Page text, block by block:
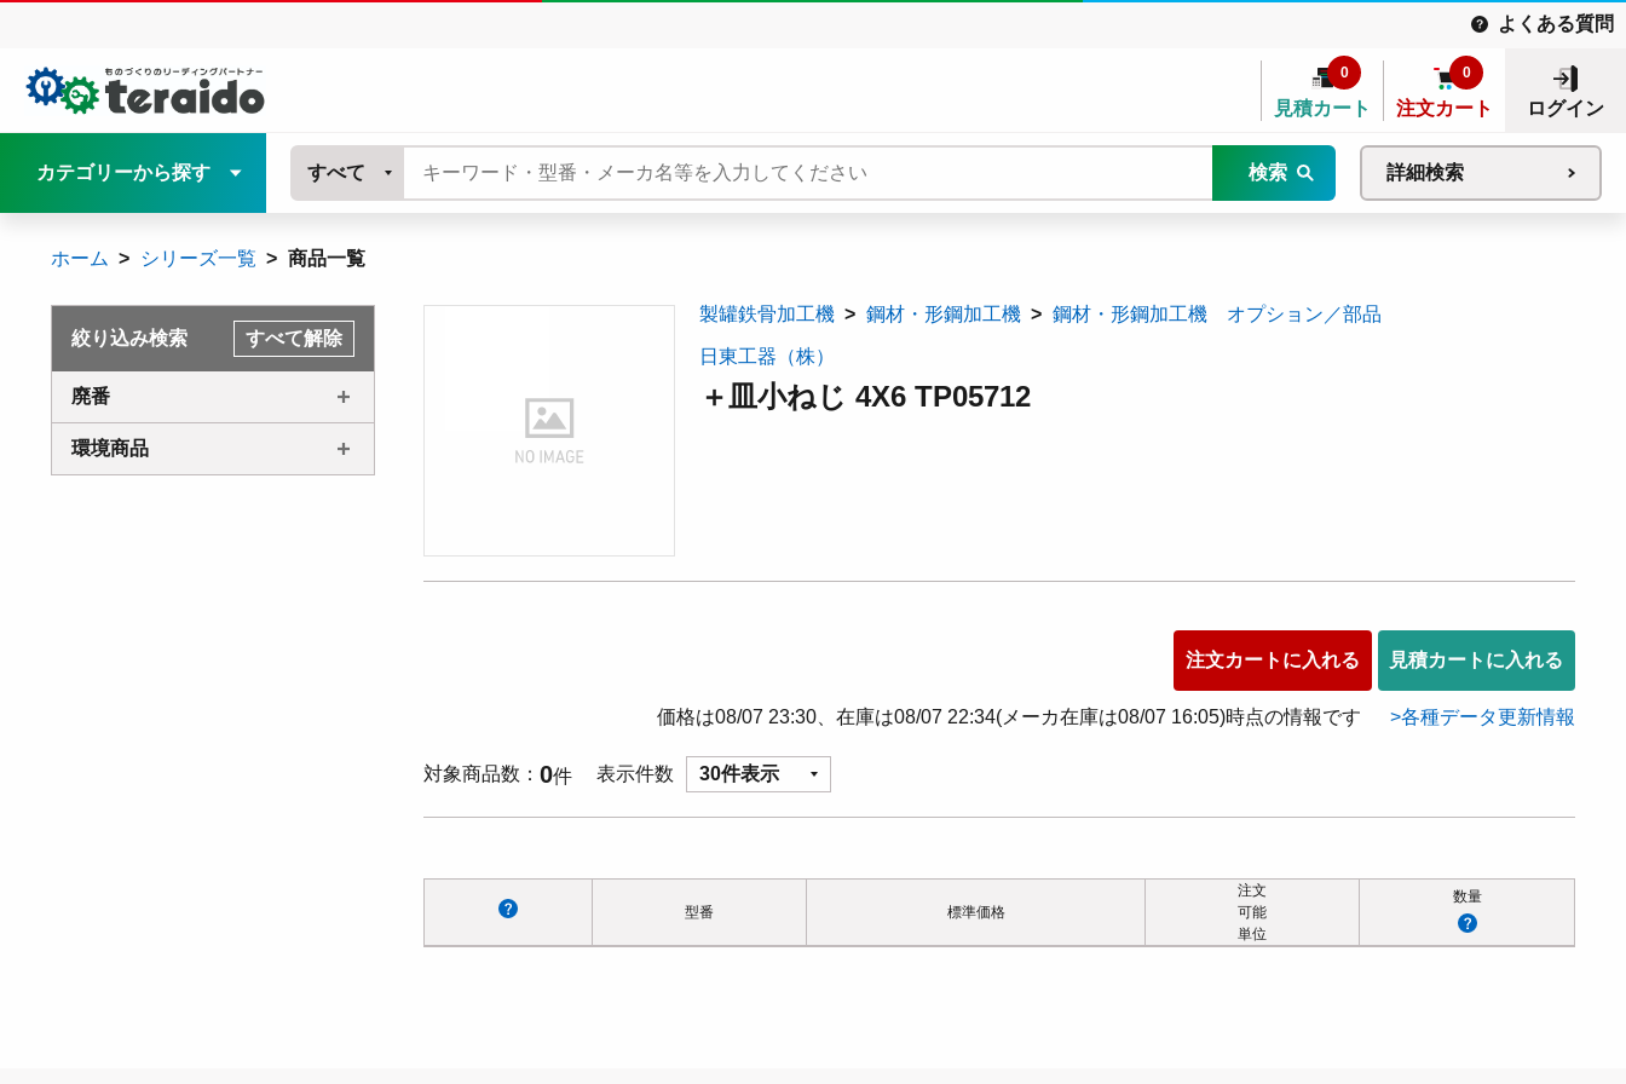
よくある質問
見積カート
0
注文カート
0
ログイン
カテゴリーから探す すべて 検索 詳細検索
ホーム シリーズ一覧 商品一覧
絞り込み検索 すべて解除
廃番
環境商品
製罐鉄骨加工機 鋼材・形鋼加工機 鋼材・形鋼加工機 オプション／部品
日東工器（株）
＋皿小ねじ 4X6 TP05712
注文カートに入れる 見積カートに入れる
価格は08/07 23:30、在庫は08/07 22:34(メーカ在庫は08/07 16:05)時点の情報です 各種データ更新情報
対象商品数 0件 表示件数 30件表示
型番 標準価格
注文
可能
単位
数量